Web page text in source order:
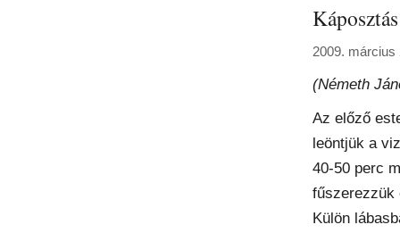
2009. március
(Németh
Az előző
leöntjük a
40-50 perc
fűszerezzük
Külön